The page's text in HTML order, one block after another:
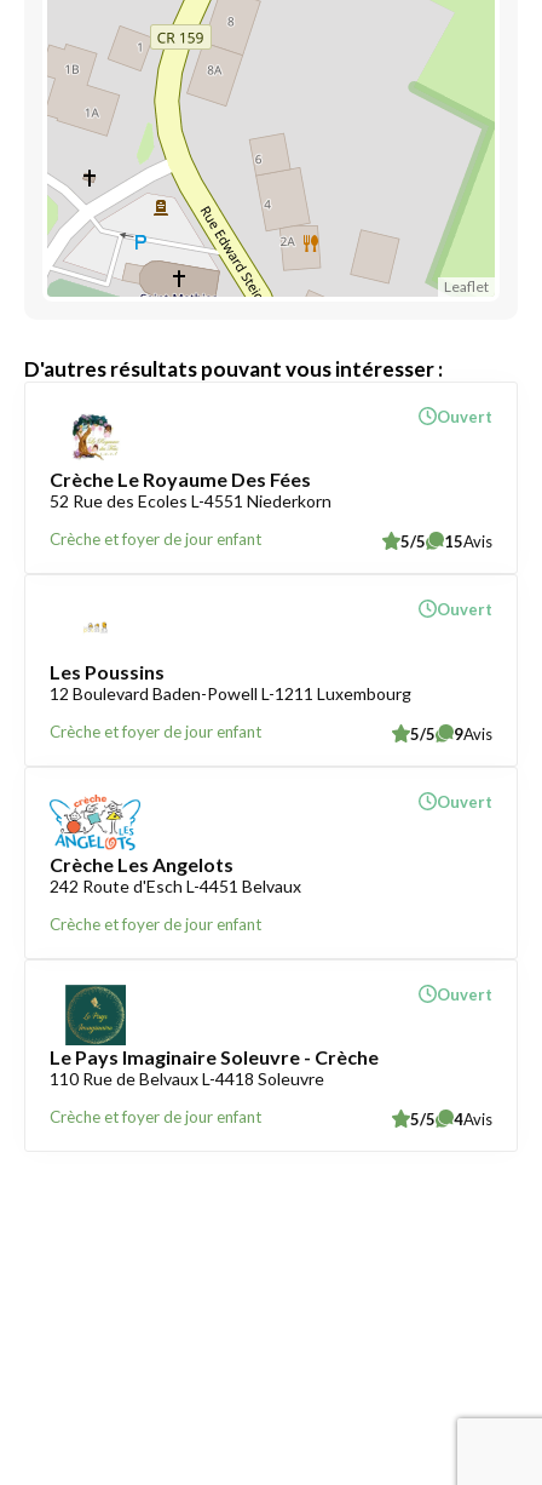
Leaflet
D'autres résultats pouvant vous intéresser :
Crèche Le Royaume Des Fées
52 Rue des Ecoles L-4551 Niederkorn
Crèche et foyer de jour enfant
Ouvert
5/5 15Avis
Les Poussins
12 Boulevard Baden-Powell L-1211 Luxembourg
Crèche et foyer de jour enfant
Ouvert
5/5 9Avis
Crèche Les Angelots
242 Route d'Esch L-4451 Belvaux
Crèche et foyer de jour enfant
Ouvert
Le Pays Imaginaire Soleuvre - Crèche
110 Rue de Belvaux L-4418 Soleuvre
Crèche et foyer de jour enfant
Ouvert
5/5 4Avis